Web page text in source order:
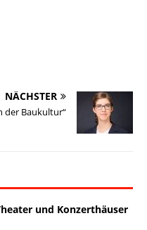
NÄCHSTER
der Baukultur“
und Konzerthäuser